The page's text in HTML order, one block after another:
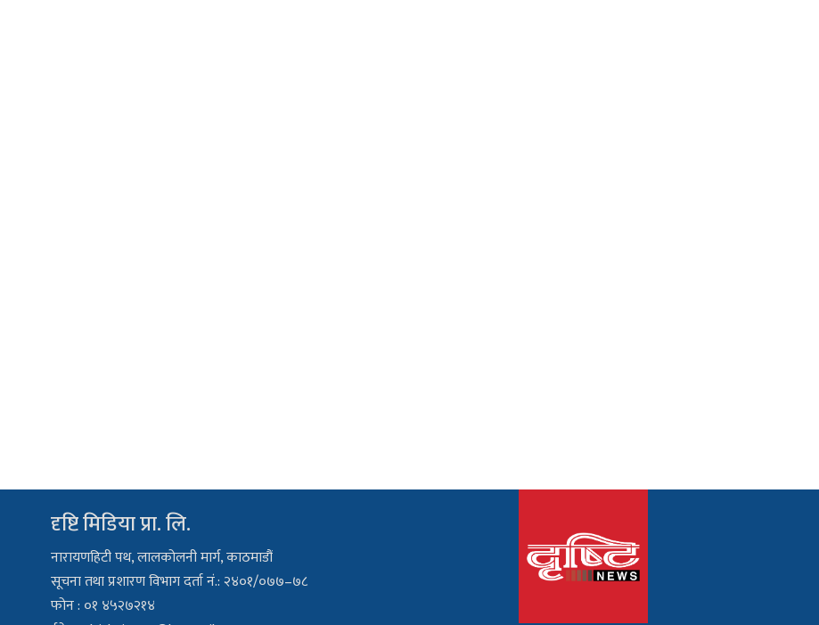
दृष्टि मिडिया प्रा. लि.
नारायणहिटी पथ, लालकोलनी मार्ग, काठमाडौं
सूचना तथा प्रशारण विभाग दर्ता नं.: २४०१/०७७–७८
फोन : ०१ ४५२७२१४